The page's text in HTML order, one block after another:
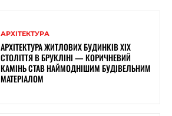
АРХІТЕКТУРА
АРХІТЕКТУРА ЖИТЛОВИХ БУДИНКІВ ХІХ
СТОЛІТТЯ В БРУКЛІНІ — КОРИЧНЕВИЙ
КАМІНЬ СТАВ НАЙМОДНІШИМ БУДІВЕЛЬНИМ
МАТЕРІАЛОМ